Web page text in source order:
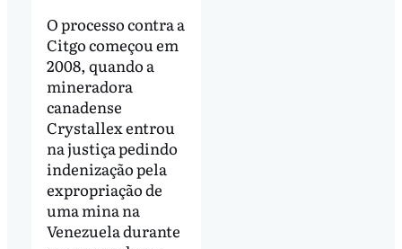
O processo contra a
Citgo começou em
2008, quando a
mineradora
canadense
Crystallex entrou
na justiça pedindo
indenização pela
expropriação de
uma mina na
Venezuela durante